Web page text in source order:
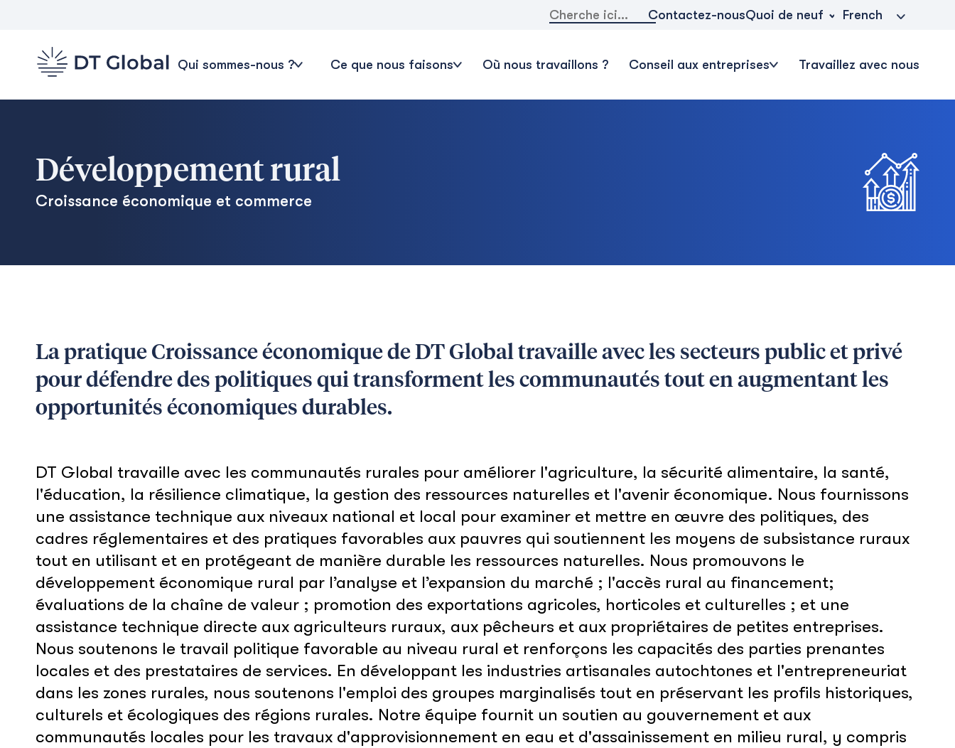
Rechercher: Contactez-nousQuoi de neuf French
Qui sommes-nous ? Ce que nous faisons Où nous travaillons ? Conseil aux entreprises Travaillez avec nous
Développement rural
Croissance économique et commerce
La pratique Croissance économique de DT Global travaille avec les secteurs public et privé
pour défendre des politiques qui transforment les communautés tout en augmentant les
opportunités économiques durables.
DT Global travaille avec les communautés rurales pour améliorer l'agriculture, la sécurité alimentaire, la santé,
l'éducation, la résilience climatique, la gestion des ressources naturelles et l'avenir économique. Nous fournissons
une assistance technique aux niveaux national et local pour examiner et mettre en œuvre des politiques, des
cadres réglementaires et des pratiques favorables aux pauvres qui soutiennent les moyens de subsistance ruraux
tout en utilisant et en protégeant de manière durable les ressources naturelles. Nous promouvons le
développement économique rural par l’analyse et l’expansion du marché ; l'accès rural au financement;
évaluations de la chaîne de valeur ; promotion des exportations agricoles, horticoles et culturelles ; et une
assistance technique directe aux agriculteurs ruraux, aux pêcheurs et aux propriétaires de petites entreprises.
Nous soutenons le travail politique favorable au niveau rural et renforçons les capacités des parties prenantes
locales et des prestataires de services. En développant les industries artisanales autochtones et l'entrepreneuriat
dans les zones rurales, nous soutenons l'emploi des groupes marginalisés tout en préservant les profils historiques,
culturels et écologiques des régions rurales. Notre équipe fournit un soutien au gouvernement et aux
communautés locales pour les travaux d'approvisionnement en eau et d'assainissement en milieu rural, y compris